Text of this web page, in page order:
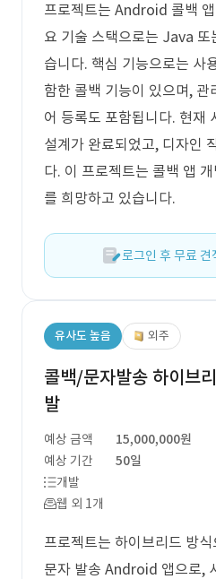
프로젝트는 Android 콜백
요 기술 스택으로는 Java
습니다. 핵심 기능으로는 사
함한 콜백 기능이 있으며,
어 등록도 포함됩니다. 현재
설계가 완료되었고, 디자인
다. 이 프로젝트는 콜백 앱
를 희망하고 있습니다.
로그인 후 무료 견
유사도 높음 외주
콜백/문자발송 하이브
발
예상 금액
15,000,000원
예상 기간
50일
개발
웹 외 1개
프로젝트는 하이브리드 방
문자 발송 Android 앱으로,